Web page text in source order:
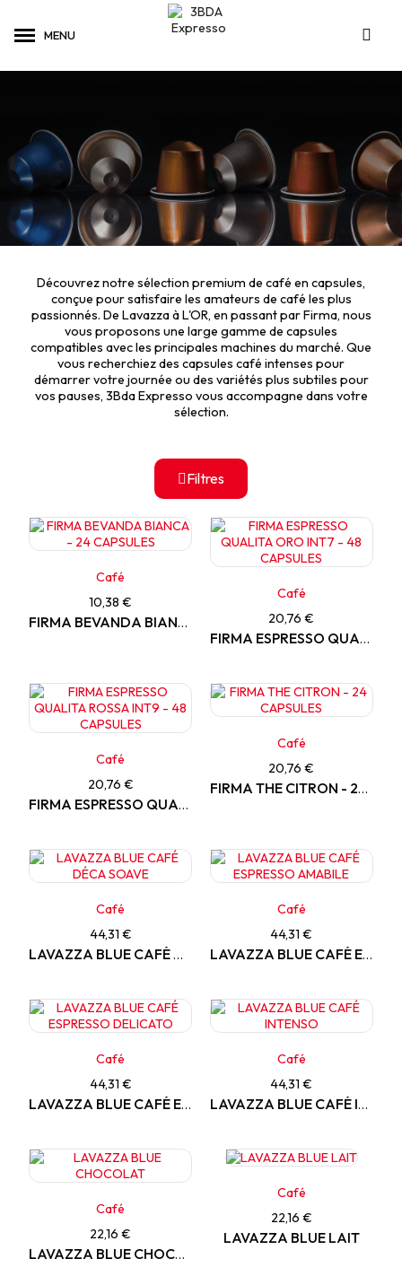
Découvrez notre sélection premium de café en capsules,
conçue pour satisfaire les amateurs de café les plus
passionnés. De Lavazza à L'OR, en passant par Firma, nous
vous proposons une large gamme de capsules
compatibles avec les principales machines du marché. Que
vous recherchiez des capsules café intenses pour
démarrer votre journée ou des variétés plus subtiles pour
vos pauses, 3Bda Expresso vous accompagne dans votre
sélection.
Filtres
Café
10,38 €
FIRMA BEVANDA BIANCA - 24 CAPSULES
Café
20,76 €
FIRMA ESPRESSO QUALITA ORO INT7 - 48 CAPSULES
Café
20,76 €
FIRMA ESPRESSO QUALITA ROSSA INT9 - 48 CAPSULES
Café
20,76 €
FIRMA THE CITRON - 24 CAPSULES
Café
44,31 €
LAVAZZA BLUE CAFÉ DÉCA SOAVE
Café
44,31 €
LAVAZZA BLUE CAFÉ ESPRESSO AMABILE
Café
44,31 €
LAVAZZA BLUE CAFÉ ESPRESSO DELICATO
Café
44,31 €
LAVAZZA BLUE CAFÉ INTENSO
Café
22,16 €
LAVAZZA BLUE CHOCOLAT
Café
22,16 €
LAVAZZA BLUE LAIT